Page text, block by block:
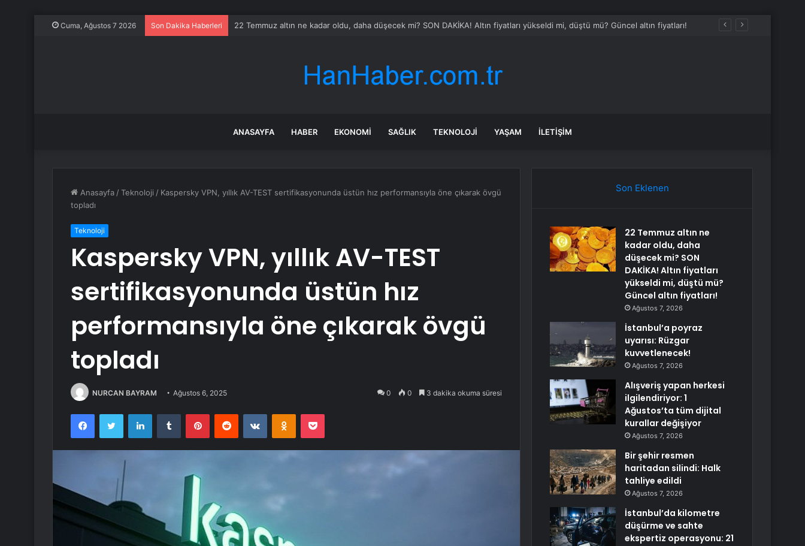
Cuma, Ağustos 7 2026 Son Dakika Haberleri 22 Temmuz altın ne kadar oldu, daha düşecek mi? SON DAKİKA! Altın fiyatları yükseldi mi, düştü mü? Güncel altın fiyatları!
ANASAYFA HABER EKONOMI SAĞLIK TEKNOLOJI YAŞAM İLETIŞIM
Anasayfa /Teknoloji / Kaspersky VPN, yıllık AV-TEST sertifikasyonunda üstün hız performansıyla öne çıkarak övgü
topladı
Teknoloji
Kaspersky VPN, yıllık AV-TEST
sertifikasyonunda üstün hız
performansıyla öne çıkarak övgü
topladı
NURCAN BAYRAM Ağustos 6, 2025 0 0 3 dakika okuma süresi
FacebookTwitter LinkedInTumblr PinterestReddit VKontakteOdnoklassniki
Pocket
Son Eklenen
22 Temmuz altın ne
kadar oldu, daha
düşecek mi? SON
DAKİKA! Altın fiyatları
yükseldi mi, düştü mü?
Güncel altın fiyatları!
Ağustos 7, 2026
İstanbul’a poyraz
uyarısı: Rüzgar
kuvvetlenecek!
Ağustos 7, 2026
Alışveriş yapan herkesi
ilgilendiriyor: 1
Ağustos’ta tüm dijital
kurallar değişiyor
Ağustos 7, 2026
Bir şehir resmen
haritadan silindi: Halk
tahliye edildi
Ağustos 7, 2026
İstanbul’da kilometre
düşürme ve sahte
ekspertiz operasyonu: 21